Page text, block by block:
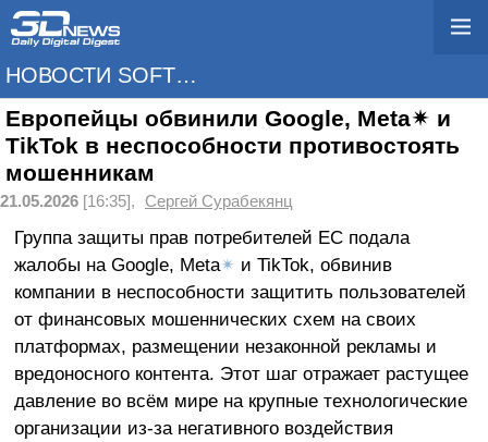
НОВОСТИ SOFTWARE
Европейцы обвинили Google, Meta✴ и
TikTok в неспособности противостоять
мошенникам
21.05.2026 [16:35], Сергей Сурабекянц
Группа защиты прав потребителей ЕС подала
жалобы на Google, Meta✴ и TikTok, обвинив
компании в неспособности защитить пользователей
от финансовых мошеннических схем на своих
платформах, размещении незаконной рекламы и
вредоносного контента. Этот шаг отражает растущее
давление во всём мире на крупные технологические
организации из-за негативного воздействия